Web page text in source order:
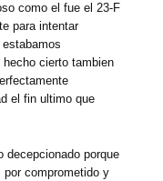
como el fue el 23-F
para intentar
cierto tambien
el fin ultimo que
decepcionado porque
por comprometido y